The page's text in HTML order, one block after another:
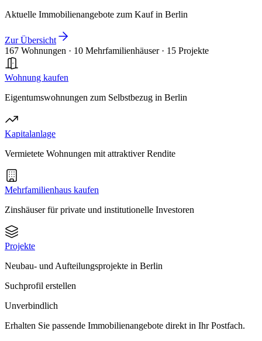
Aktuelle Immobilienangebote zum Kauf in Berlin
Zur Übersicht
167 Wohnungen · 10 Mehrfamilienhäuser · 15 Projekte
Wohnung kaufen
Eigentumswohnungen zum Selbstbezug in Berlin
Kapitalanlage
Vermietete Wohnungen mit attraktiver Rendite
Mehrfamilienhaus kaufen
Zinshäuser für private und institutionelle Investoren
Projekte
Neubau- und Aufteilungsprojekte in Berlin
Suchprofil erstellen
Unverbindlich
Erhalten Sie passende Immobilienangebote direkt in Ihr Postfach.